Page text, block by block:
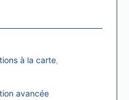
à la carte,
avancée